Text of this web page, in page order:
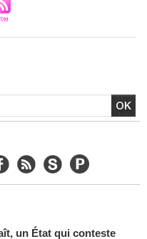
la bataille se déplace
Christophe
parties civiles, après la
un État qui conteste